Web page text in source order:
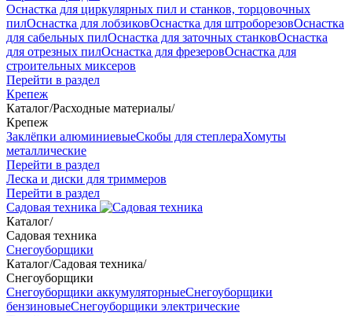
Оснастка для циркулярных пил и станков, торцовочных
пилОснастка для лобзиковОснастка для штроборезовОснастка
для сабельных пилОснастка для заточных станковОснастка
для отрезных пилОснастка для фрезеровОснастка для
строительных миксеров
Перейти в раздел
Крепеж
Каталог/Расходные материалы/
Крепеж
Заклёпки алюминиевыеСкобы для степлераХомуты
металлические
Перейти в раздел
Леска и диски для триммеров
Перейти в раздел
Садовая техника
Каталог/
Садовая техника
Снегоуборщики
Каталог/Садовая техника/
Снегоуборщики
Снегоуборщики аккумуляторныеСнегоуборщики
бензиновыеСнегоуборщики электрические